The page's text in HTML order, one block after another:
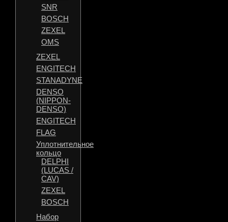
SNR
BOSCH
ZEXEL
OMS
ZEXEL
ENGITECH
STANADYNE
DENSO
(NIPPON-
DENSO)
ENGITECH
FLAG
Уплотнительное
кольцо
DELPHI
(LUCAS /
CAV)
ZEXEL
BOSCH
Набор